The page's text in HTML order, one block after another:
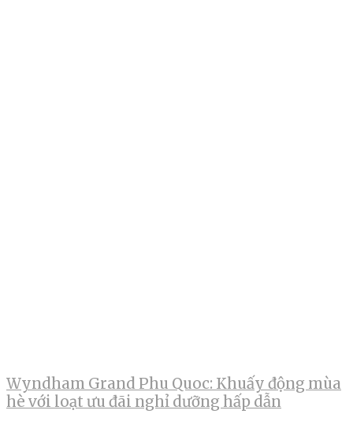
Wyndham Grand Phu Quoc: Khuấy động mùa
hè với loạt ưu đãi nghỉ dưỡng hấp dẫn